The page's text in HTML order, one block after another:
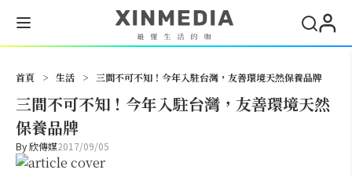
首頁 > 生活 > 三間不可不知！今年入駐台灣，友善環境天然保養品牌
三間不可不知！今年入駐台灣，友善環境天然
保養品牌
By欣傳媒2017/09/05